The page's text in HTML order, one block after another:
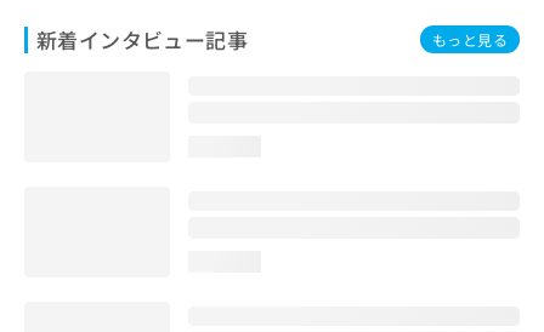
新着インタビュー記事 もっと見る